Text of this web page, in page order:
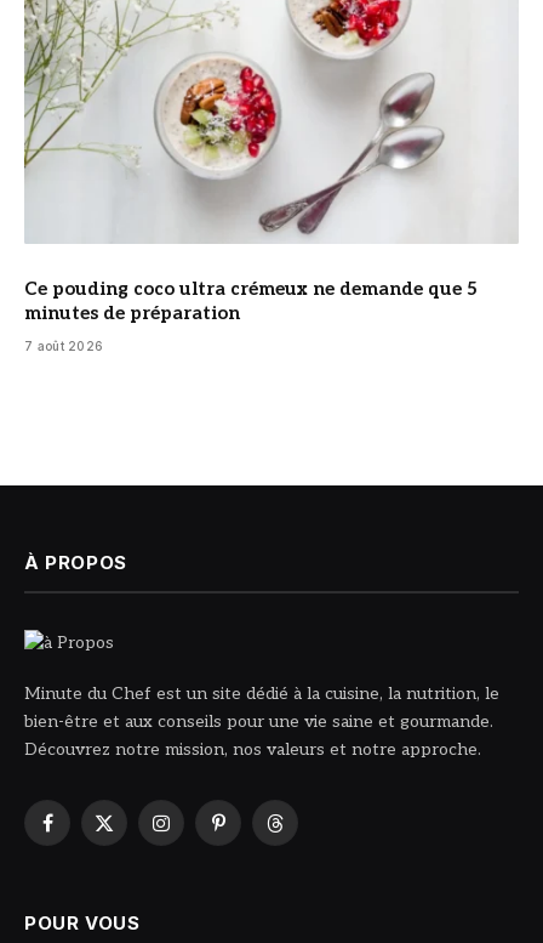
Ce pouding coco ultra crémeux ne demande que 5
minutes de préparation
7 août 2026
À PROPOS
Minute du Chef est un site dédié à la cuisine, la nutrition, le
bien-être et aux conseils pour une vie saine et gourmande.
Découvrez notre mission, nos valeurs et notre approche.
Facebook
X
InstagramPinterestThreads
POUR VOUS